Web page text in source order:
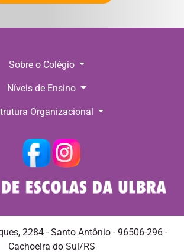
ENVIAR
2284 - Santo Antônio - 96506-296 -